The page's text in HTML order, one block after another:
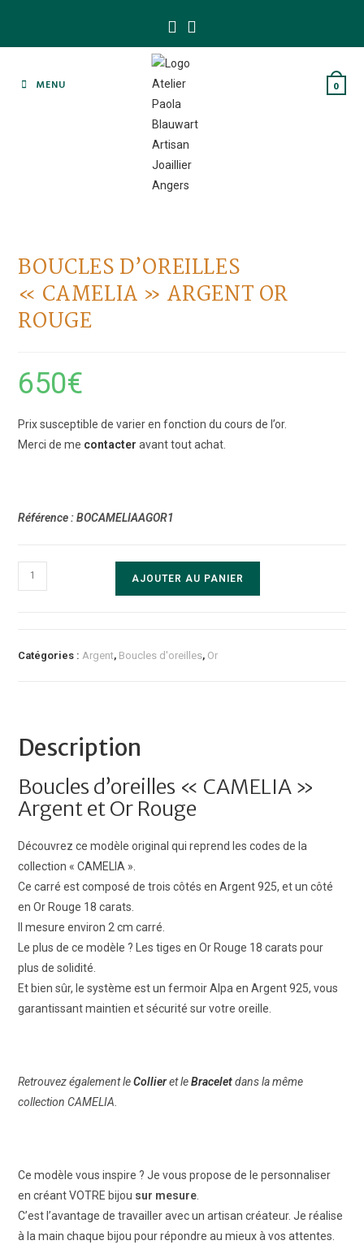
content
MENU 0
BOUCLES D’OREILLES
« CAMELIA » ARGENT OR
ROUGE
650€
Prix susceptible de varier en fonction du cours de l’or.
Merci de me contacter avant tout achat.
Référence : BOCAMELIAAGOR1
quantité
de
"CAMELIA"
AJOUTER AU PANIER
Catégories : Argent, Boucles d'oreilles, Or
Description
Boucles d’oreilles « CAMELIA »
Argent et Or Rouge
Découvrez ce modèle original qui reprend les codes de la
collection « CAMELIA ».
Ce carré est composé de trois côtés en Argent 925, et un côté
en Or Rouge 18 carats.
Il mesure environ 2 cm carré.
Le plus de ce modèle ? Les tiges en Or Rouge 18 carats pour
plus de solidité.
Et bien sûr, le système est un fermoir Alpa en Argent 925, vous
garantissant maintien et sécurité sur votre oreille.
Retrouvez également leCollieret leBraceletdans la même
collection CAMELIA.
Ce modèle vous inspire ? Je vous propose de le personnaliser
en créant VOTRE bijou sur mesure
C’est l’avantage de travailler avec un artisan créateur. Je réalise
à la main chaque bijou pour répondre au mieux à vos attentes.